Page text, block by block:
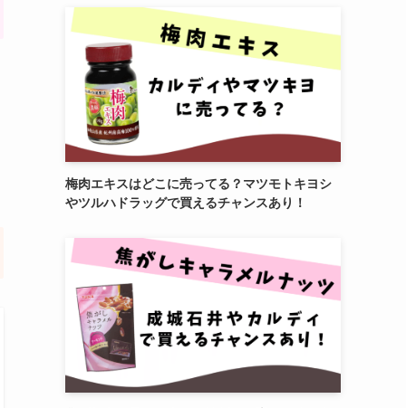
梅肉エキスはどこに売ってる？マツモトキヨシ
やツルハドラッグで買えるチャンスあり！